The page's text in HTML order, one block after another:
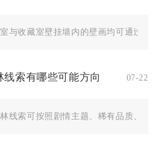
与收藏室壁挂墙内的壁画均可通过长
线索有哪些可能方向 07-22
线索可按照剧情主题、稀有品质、隐